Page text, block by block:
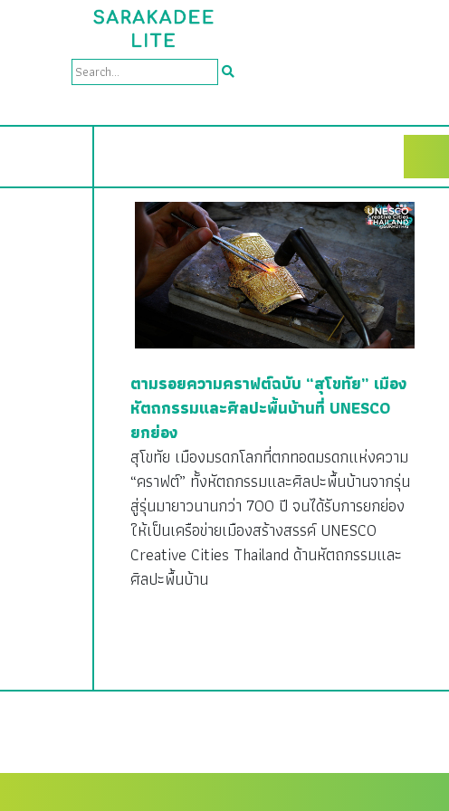
ตามรอยความคราฟต์ฉบับ “สุโขทัย” เมือง
หัตถกรรมและศิลปะพื้นบ้านที่ UNESCO
ยกย่อง
สุโขทัย เมืองมรดกโลกที่ตกทอดมรดกแห่งความ
“คราฟต์” ทั้งหัตถกรรมและศิลปะพื้นบ้านจากรุ่น
สู่รุ่นมายาวนานกว่า 700 ปี จนได้รับการยกย่อง
ให้เป็นเครือข่ายเมืองสร้างสรรค์ UNESCO
Creative Cities Thailand ด้านหัตถกรรมและ
ศิลปะพื้นบ้าน